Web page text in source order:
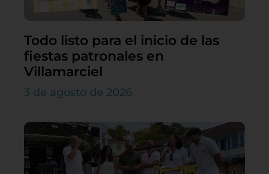
Todo listo para el inicio de las
fiestas patronales en
Villamarciel
3 de agosto de 2026